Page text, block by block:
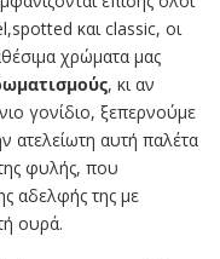
και classic, οι
χρώματα μας
, κι αν
γονίδιο, ξεπερνούμε
ατελείωτη αυτή παλέτα
φυλής, που
αδελφής της με
ουρά.